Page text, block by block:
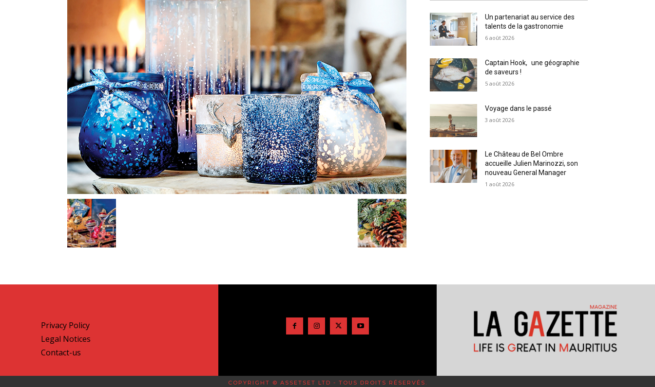
Un partenariat au service des
talents de la gastronomie
6 août 2026
Captain Hook, une géographie
de saveurs !
5 août 2026
Voyage dans le passé
3 août 2026
Le Château de Bel Ombre
accueille Julien Marinozzi, son
nouveau General Manager
1 août 2026
Privacy Policy
Legal Notices
Contact-us
COPYRIGHT © ASSETSET LTD - TOUS DROITS RÉSERVÉS.